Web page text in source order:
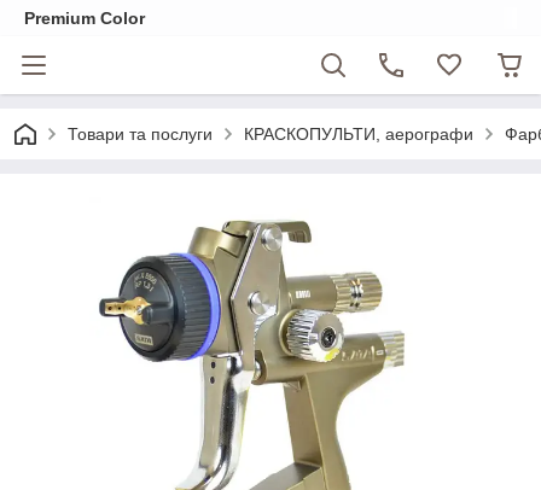
Premium Color
Товари та послуги КРАСКОПУЛЬТИ, аерографи